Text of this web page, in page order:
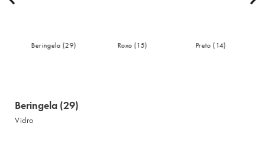
Beringela (29) Roxo (15) Preto (14)
Beringela (29)
Vidro